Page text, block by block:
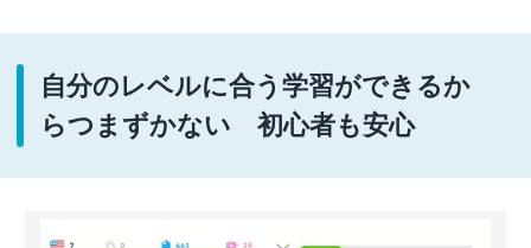
自分のレベルに合う学習ができるか
らつまずかない 初心者も安心